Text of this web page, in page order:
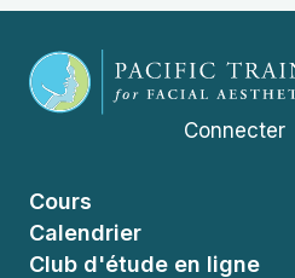
Connecter
Cours
Calendrier
Club d'étude en ligne